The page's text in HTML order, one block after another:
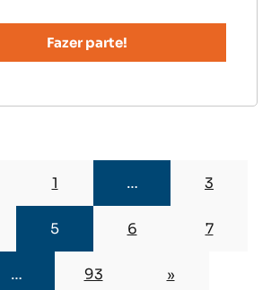
1 … 3
5 6 7
… 93 »